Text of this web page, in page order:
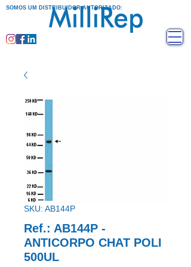
SOMOS UM DISTRIBUIDOR AUTORIZADO:
SKU: AB144P
Ref.: AB144P -
ANTICORPO CHAT POLI
500UL